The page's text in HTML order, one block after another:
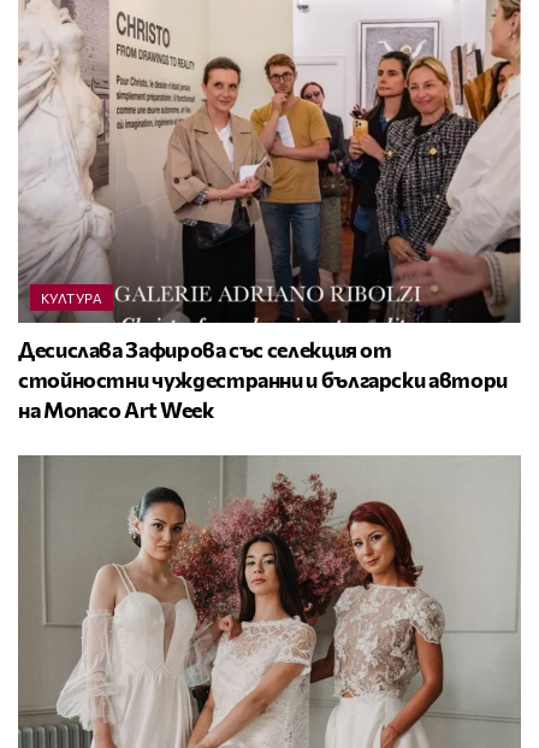
КУЛТУРА
Десислава Зафирова със селекция от
стойностни чуждестранни и български автори
на Monaco Art Week